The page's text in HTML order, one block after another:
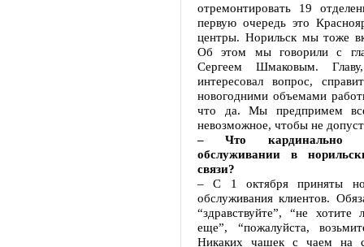
отремонтировать 19
первую очередь это
центры. Норильск мы тоже
Об этом мы говорили с
Сергеем Шмаковым.
интересовал вопрос,
новогодними объемами
что да. Мы предпримем
невозможное, чтобы не
– Что кардинально
обслуживании в
связи?
– С 1 октября приняты
обслуживания клиентов.
“здравствуйте”, “не хотите
еще”, “пожалуйста,
Никаких чашек с чаем на